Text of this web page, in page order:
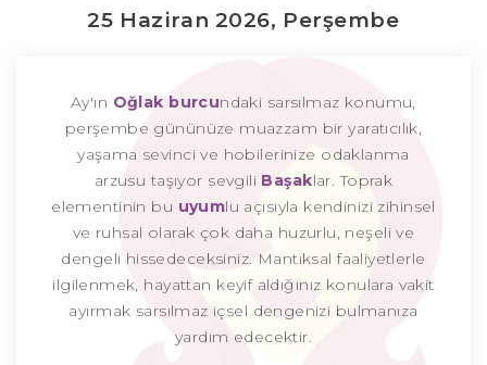
25 Haziran 2026, Perşembe
Ay'ın Oğlak burcundaki sarsılmaz konumu,
perşembe gününüze muazzam bir yaratıcılık,
yaşama sevinci ve hobilerinize odaklanma
arzusu taşıyor sevgili Başaklar. Toprak
elementinin bu uyumlu açısıyla kendinizi zihinsel
ve ruhsal olarak çok daha huzurlu, neşeli ve
dengeli hissedeceksiniz. Mantıksal faaliyetlerle
ilgilenmek, hayattan keyif aldığınız konulara vakit
ayırmak sarsılmaz içsel dengenizi bulmanıza
yardım edecektir.